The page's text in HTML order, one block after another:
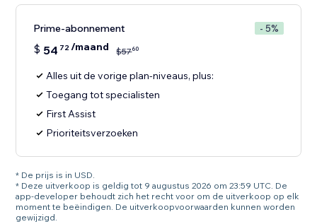
Prime-abonnement - 5%
$ 54 72/maand $5760
Alles uit de vorige plan-niveaus, plus:
Toegang tot specialisten
First Assist
Prioriteitsverzoeken
* De prijs is in USD.
* Deze uitverkoop is geldig tot 9 augustus 2026 om 23:59 UTC. De
app-developer behoudt zich het recht voor om de uitverkoop op elk
moment te beëindigen. De uitverkoopvoorwaarden kunnen worden
gewijzigd.